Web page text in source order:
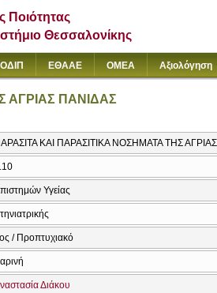
Ποιότητας
Θεσσαλονίκης
ΕΘΑΑΕ ΟΜΕΑ Αξιολόγηση
ΑΓΡΙΑΣ ΠΑΝΙΔΑΣ
ΚΑΙ ΠΑΡΑΣΙΤΙΚΑ ΝΟΣΗΜΑΤΑ ΤΗΣ
Υγείας
/ Προπτυχιακό
Διάκου